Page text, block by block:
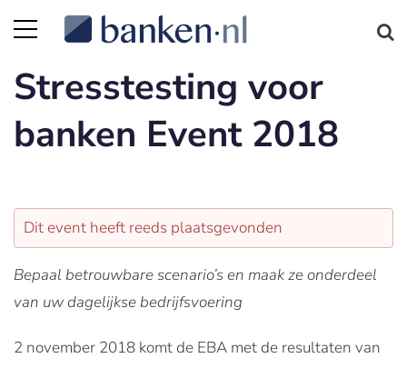
Stresstesting voor
banken Event 2018
Dit event heeft reeds plaatsgevonden
Bepaal betrouwbare scenario’s en maak ze onderdeel
van uw dagelijkse bedrijfsvoering
2 november 2018 komt de EBA met de resultaten van